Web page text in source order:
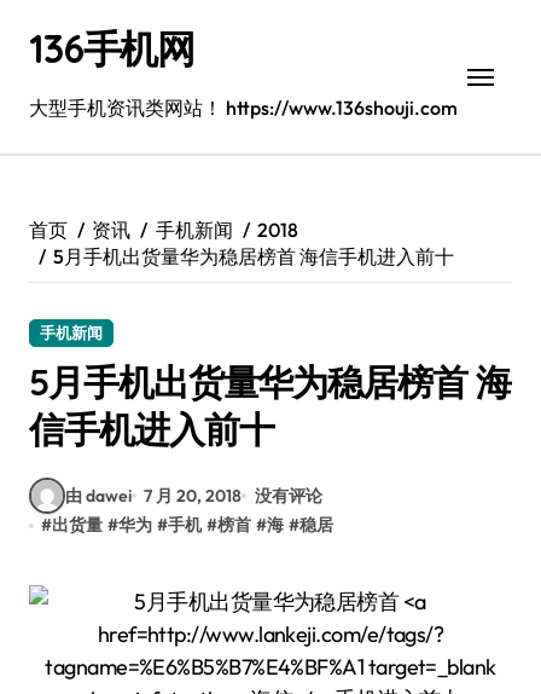
136手机网
大型手机资讯类网站！ https://www.136shouji.com
首页 资讯 手机新闻
2018
5月手机出货量华为稳居榜首 海信手机进入前十
手机新闻
5月手机出货量华为稳居榜首 海
信手机进入前十
由 dawei 7 月 20, 2018 没有评论
#出货量 #华为 #手机 #榜首 #海 #稳居